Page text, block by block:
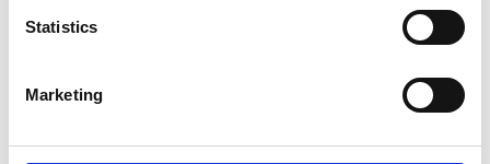
Statistics
Marketing
Båttur på Göta älv